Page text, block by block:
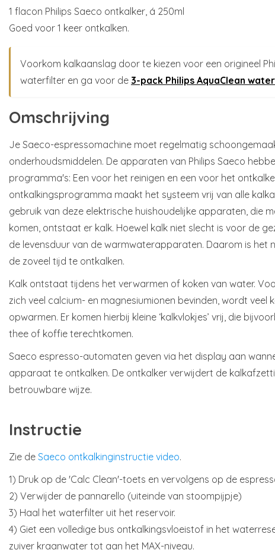
1 flacon Philips Saeco ontkalker, á 250ml
Goed voor 1 keer ontkalken.
Voorkom kalkaanslag door te kiezen voor een origineel
waterfilter en ga voor de 3-pack Philips AquaClean
Omschrijving
Je Saeco-espressomachine moet regelmatig
onderhoudsmiddelen. De apparaten van Philips Saeco
programma's: Een voor het reinigen en een voor het
ontkalkingsprogramma maakt het systeem vrij van alle
gebruik van deze elektrische huishoudelijke apparaten, die
komen, ontstaat er kalk. Hoewel kalk niet slecht is voor de
de levensduur van de warmwaterapparaten. Daarom is het
de zoveel tijd te ontkalken.
Kalk ontstaat tijdens het verwarmen of koken van water.
zich veel calcium- en magnesiumionen bevinden, wordt veel
opwarmen. Er komen hierbij kleine ‘kalkvlokjes’ vrij, die
thee of koffie terechtkomen.
Saeco espresso-automaten geven via het display aan
apparaat te ontkalken. De ontkalker verwijdert de
betrouwbare wijze.
Instructie
Zie de Saeco ontkalkinginstructie video.
1) Druk op de 'Calc Clean'-toets en vervolgens op de
2) Verwijder de pannarello (uiteinde van stoompijpje)
3) Haal het waterfilter uit het reservoir.
4) Giet een volledige bus ontkalkingsvloeistof in het
zuiver kraanwater tot aan het MAX-niveau.